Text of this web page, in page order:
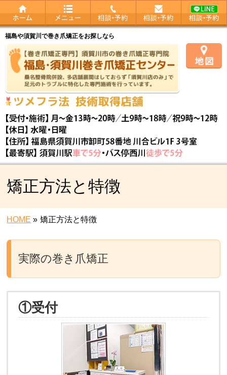
福島や須賀川で巻き爪矯正をお探しなら
矯正方法と特徴
HOME » 矯正方法と特徴
実際の巻き爪矯正
①受付